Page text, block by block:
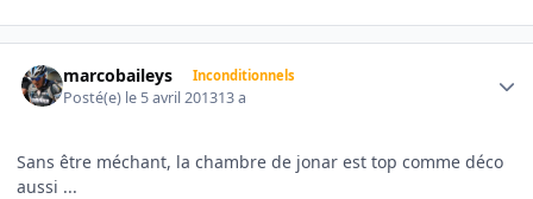
marcobaileys Inconditionnels
Posté(e) le 5 avril 201313 a
Sans être méchant, la chambre de jonar est top comme déco
aussi ...